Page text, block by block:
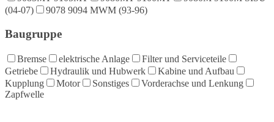
(04-07)
9078 9094 MWM (93-96)
Baugruppe
Bremse elektrische Anlage
Filter und Serviceteile
Getriebe
Hydraulik und Hubwerk
Kabine und Aufbau
Kupplung
Motor Sonstiges
Vorderachse und Lenkung
Zapfwelle